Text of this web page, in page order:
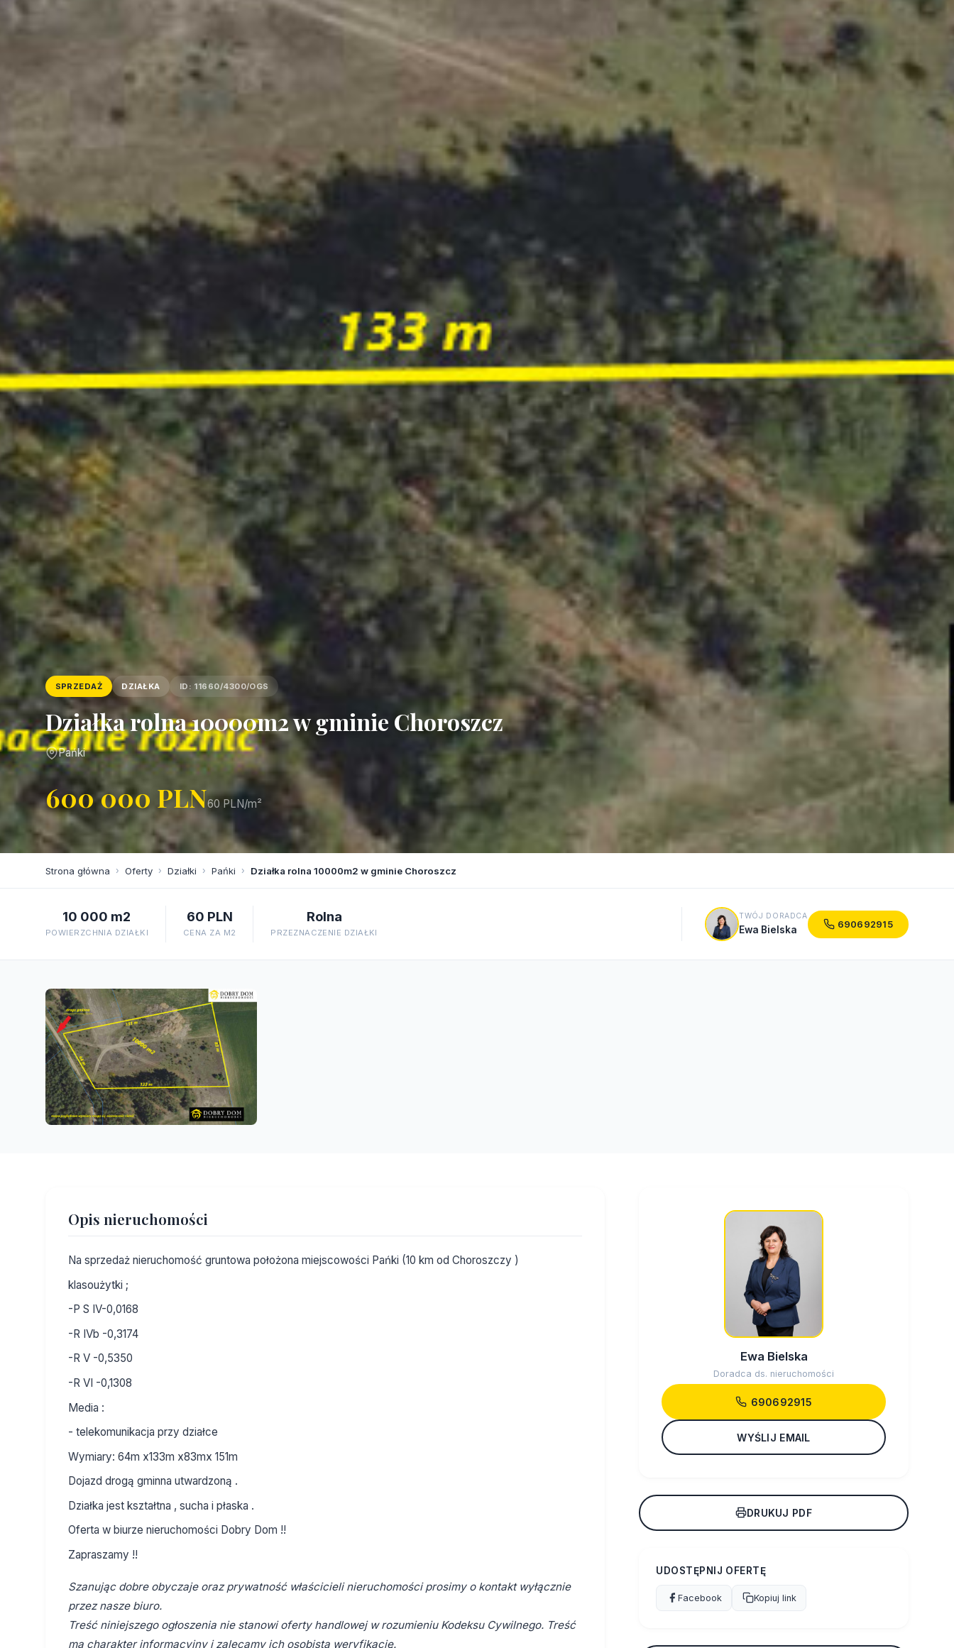
SPRZEDAŻ DZIAŁKA ID: 11660/4300/OGS
Działka rolna 10000m2 w gminie Choroszcz
Pańki
600 000 PLN60 PLN/m²
Strona główna › Oferty › Działki › Pańki › Działka rolna 10000m2 w gminie Choroszcz
10 000 m2
POWIERZCHNIA DZIAŁKI
60 PLN
CENA ZA M2
Rolna
PRZEZNACZENIE DZIAŁKI
TWÓJ DORADCA
Ewa Bielska 690692915
Opis nieruchomości
Na sprzedaż nieruchomość gruntowa położona miejscowości Pańki (10 km od Choroszczy )
klasoużytki ;
-P S IV-0,0168
-R IVb -0,3174
-R V -0,5350
-R VI -0,1308
Media :
- telekomunikacja przy działce
Wymiary: 64m x133m x83mx 151m
Dojazd drogą gminna utwardzoną .
Działka jest kształtna , sucha i płaska .
Oferta w biurze nieruchomości Dobry Dom !!
Zapraszamy !!
Szanując dobre obyczaje oraz prywatność właścicieli nieruchomości prosimy o kontakt wyłącznie
przez nasze biuro.
Treść niniejszego ogłoszenia nie stanowi oferty handlowej w rozumieniu Kodeksu Cywilnego. Treść
ma charakter informacyjny i zalecamy ich osobistą weryfikację.
Ewa Bielska
Doradca ds. nieruchomości
690692915
WYŚLIJ EMAIL
DRUKUJ PDF
UDOSTĘPNIJ OFERTĘ
Facebook Kopiuj link